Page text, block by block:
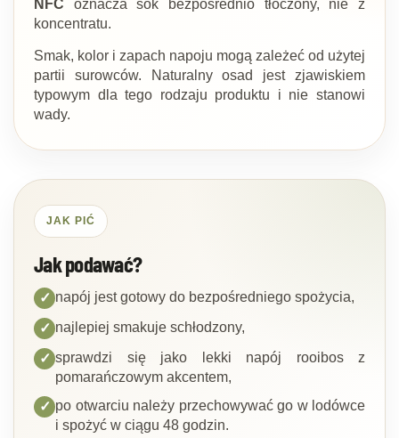
NFC oznacza sok bezpośrednio tłoczony, nie z
koncentratu.
Smak, kolor i zapach napoju mogą zależeć od użytej
partii surowców. Naturalny osad jest zjawiskiem
typowym dla tego rodzaju produktu i nie stanowi
wady.
JAK PIĆ
Jak podawać?
✓ napój jest gotowy do bezpośredniego spożycia,
✓ najlepiej smakuje schłodzony,
✓ sprawdzi się jako lekki napój rooibos z
pomarańczowym akcentem,
✓ po otwarciu należy przechowywać go w lodówce
i spożyć w ciągu 48 godzin.